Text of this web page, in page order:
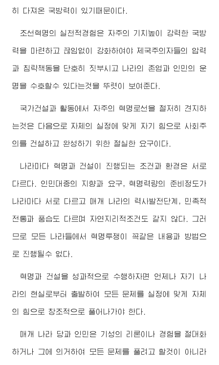
히 다져온 국방력이 있기때문이다.
조선혁명의 실천적경험은 자주의 기치높이 강력한 국방
력을 마련하고 끊임없이 강화하여야 제국주의자들의 압력
과 침략책동을 단호히 짓부시고 나라의 존엄과 인민의 운
명을 수호할수 있다는것을 뚜렷이 보여준다.
국가건설과 활동에서 자주의 혁명로선을 철저히 견지하
는것은 다음으로 자체의 실정에 맞게 자기 힘으로 사회주
의를 건설하고 완성하기 위한 절실한 요구이다.
나라마다 혁명과 건설이 진행되는 조건과 환경은 서로
다르다. 인민대중의 지향과 요구, 혁명력량의 준비정도가
나라마다 서로 다르고 매개 나라의 력사발전단계, 민족적
전통과 풍습도 다르며 자연지리적조건도 같지 않다. 그러
므로 모든 나라들에서 혁명투쟁이 꼭같은 내용과 방법으
로 진행될수 없다.
혁명과 건설을 성과적으로 수행하자면 언제나 자기 나
라의 현실로부터 출발하여 모든 문제를 실정에 맞게 자체
의 힘으로 창조적으로 풀어나가야 한다.
매개 나라 당과 인민은 기성의 리론이나 경험을 절대화
하거나 그에 의거하여 모든 문제를 풀려고 할것이 아니라